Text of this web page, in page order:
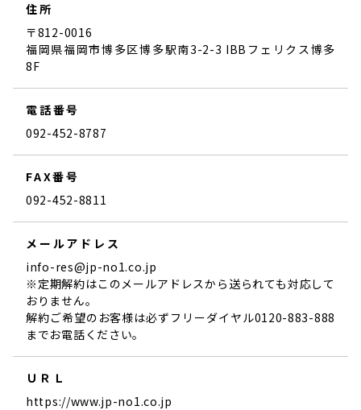
住所
〒812-0016
福岡県福岡市博多区博多駅南3-2-3 IBBフェリクス博多
8F
電話番号
092-452-8787
FAX番号
092-452-8811
メールアドレス
info-res@jp-no1.co.jp
※定期解約はこのメールアドレスから送られても対応して
おりません。
解約ご希望のお客様は必ずフリーダイヤル0120-883-888
までお電話ください。
ＵＲＬ
https://www.jp-no1.co.jp